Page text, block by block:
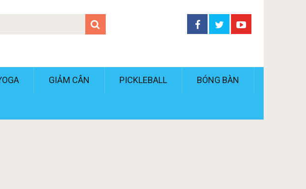
GIẢM CÂN PICKLEBALL BÓNG BÀN